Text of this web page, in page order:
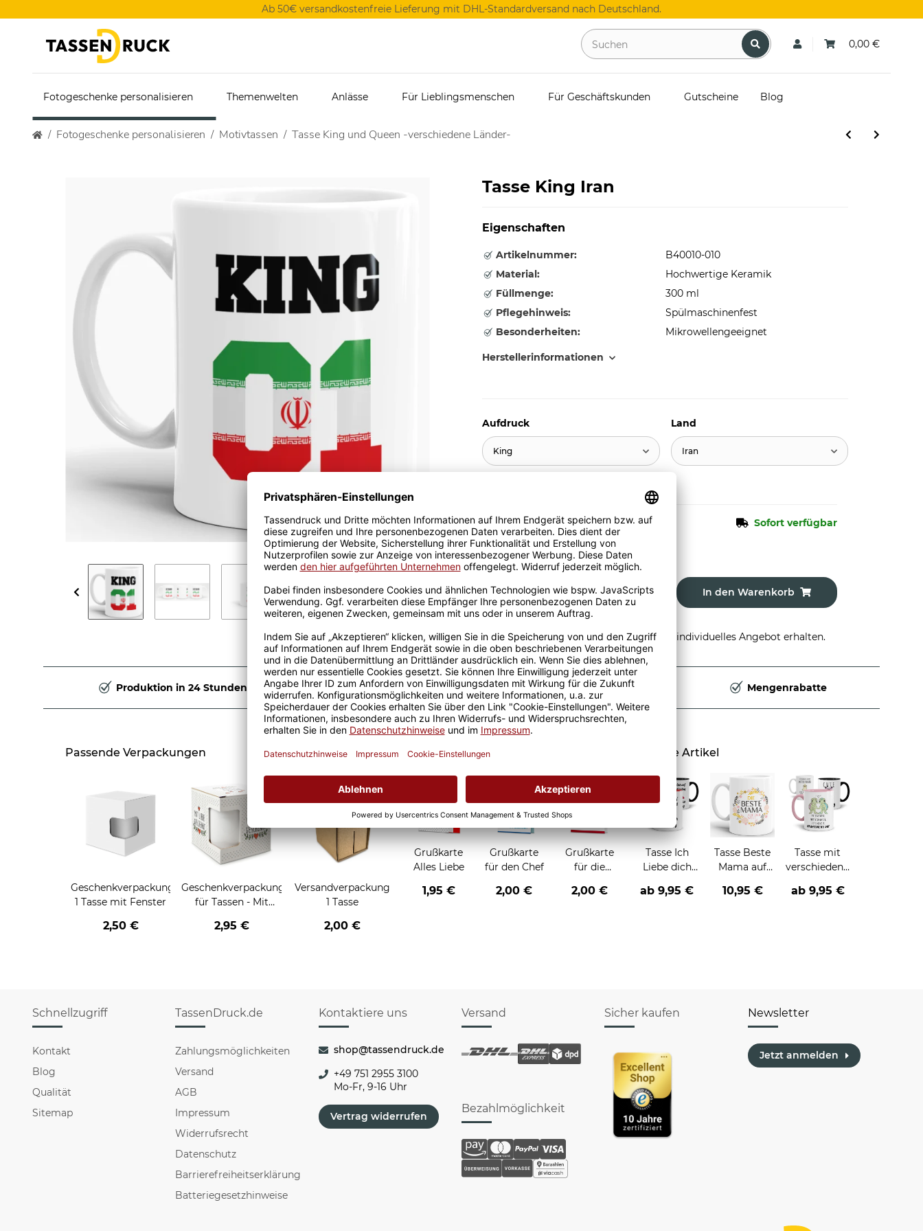
Ab 50€ versandkostenfreie Lieferung mit DHL-Standardversand nach Deutschland.
0,00 €
Fotogeschenke personalisieren Themenwelten Anlässe Für Lieblingsmenschen Für Geschäftskunden Gutscheine Blog
Fotogeschenke personalisieren Motivtassen Tasse King und Queen -verschiedene Länder-
Tasse King Iran
Eigenschaften
Artikelnummer:
B40010-010
Material:
Hochwertige Keramik
Füllmenge:
300 ml
Pflegehinweis:
Spülmaschinenfest
Besonderheiten:
Mikrowellengeeignet
Herstellerinformationen
Aufdruck
King
Land
Iran
10,95 € Sofort verfügbar
inkl. 19% MwSt. , zzgl. Versand
Stk In den Warenkorb
Größere Stückzahl? Anfrage stellen und individuelles Angebot erhalten.
Produktion in 24 Stunden Sicherer Kauf Auf Rechnung Produktion in Deutschland Mengenrabatte
Passende Verpackungen
Geschenkverpackung
1 Tasse mit Fenster
2,50 €
Geschenkverpackung
für Tassen - Mit
2,95 €
Versandverpackung
1 Tasse
2,00 €
Grußkarten zum Verschenken
Grußkarte
Alles Liebe
1,95 €
Grußkarte
für den Chef
2,00 €
Grußkarte
für die
2,00 €
Ähnliche Artikel
Tasse Ich
Liebe dich
ab9,95 €
Tasse Beste
Mama auf
10,95 €
Tasse mit
verschiedenen
Sprüchen
ab 9,95 €
Schnellzugriff
Kontakt
Blog
Qualität
Sitemap
TassenDruck.de
Zahlungsmöglichkeiten
Versand
AGB
Impressum
Widerrufsrecht
Datenschutz
Barrierefreiheitserklärung
Batteriegesetzhinweise
Kontaktiere uns
shop@tassendruck.de
+49 751 2955 3100
Mo-Fr, 9-16 Uhr
Vertrag widerrufen
Versand
Bezahlmöglichkeit
Sicher kaufen Newsletter
Jetzt anmelden